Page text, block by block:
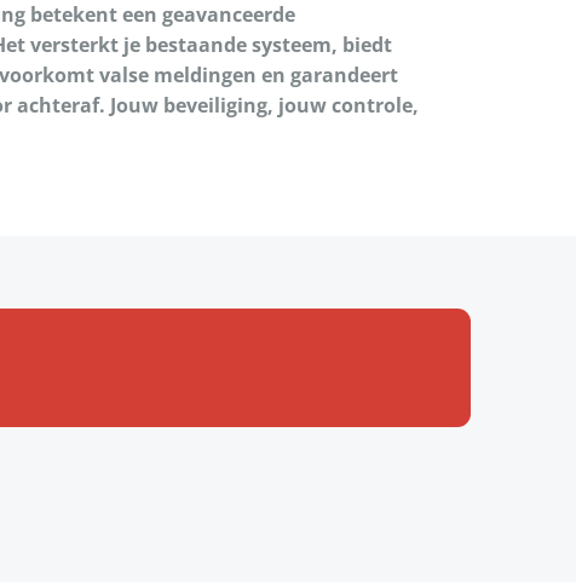
betekent een geavanceerde
versterkt je bestaande systeem, biedt
valse meldingen en garandeert
achteraf. Jouw beveiliging, jouw controle,